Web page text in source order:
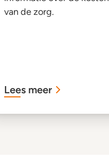
van de zorg.
Lees meer